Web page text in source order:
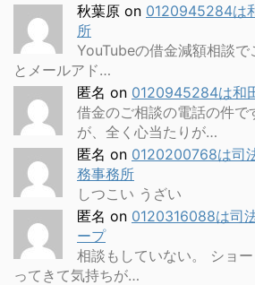
秋葉原 on 0120945284は
所
YouTubeの借金減額相談
とメールアド…
匿名 on 0120945284は和
借金のご相談の電話の件で
が、全く心当たりが…
匿名 on 0120200768は司
務事務所
しつこい うざい
匿名 on 0120316088は司
ープ
相談もしていない。 ショ
ってきて気持ちが…